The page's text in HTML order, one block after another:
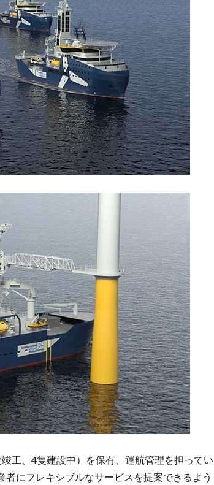
工、4隻建設中）を保有、運航管理を担ってい
にフレキシブルなサービスを提案できるよう